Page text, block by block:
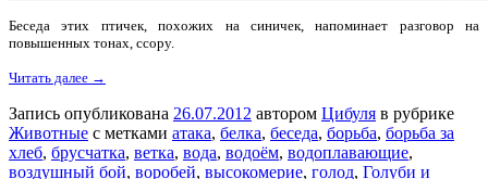
Беседа этих птичек, похожих на синичек, напоминает разговор на
повышенных тонах, ссору.
Читать далее →
Запись опубликована 26.07.2012 автором Цибуля в рубрике
Животные с метками атака, белка, беседа, борьба, борьба за
хлеб, брусчатка, ветка, вода, водоём, водоплавающие,
воздушный бой, воробей, высокомерие, голод, Голуби и